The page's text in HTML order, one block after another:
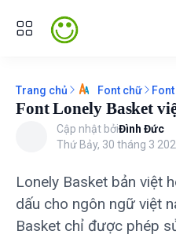
Trang chủ Font chữ
Font Lonely Basket
Cập nhật bởiĐình Đức
Thứ Bảy, 30 tháng 3
Lonely Basket bản việt
dấu cho ngôn ngữ việt
Basket chỉ được phép